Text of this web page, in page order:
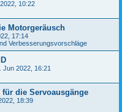
10:22
Motorgeräusch
17:14
Verbesserungsvorschläge
Jun 2022, 16:21
die Servoausgänge
18:39